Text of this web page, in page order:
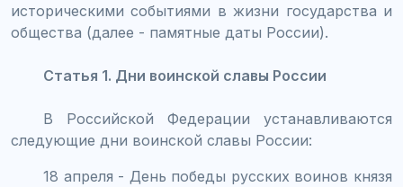
историческими событиями в жизни государства и
общества (далее - памятные даты России).
Статья 1. Дни воинской славы России
В Российской Федерации устанавливаются
следующие дни воинской славы России:
18 апреля - День победы русских воинов князя